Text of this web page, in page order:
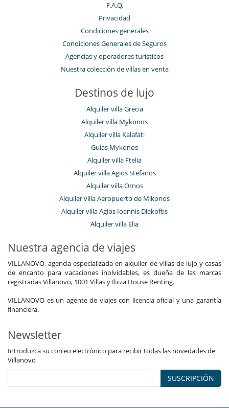
F.A.Q.
Privacidad
Condiciones generales
Condiciones Generales de Seguros
Agencias y operadores turísticos
Nuestra colección de villas en venta
Destinos de lujo
Alquiler villa Grecia
Alquiler villa Mykonos
Alquiler villa Kalafati
Guías Mykonos
Alquiler villa Ftelia
Alquiler villa Agios Stefanos
Alquiler villa Ornos
Alquiler villa Aeropuerto de Mikonos
Alquiler villa Agios Ioannis Diakoftis
Alquiler villa Elia
Nuestra agencia de viajes
VILLANOVO, agencia especializada en alquiler de villas de lujo y casas
de encanto para vacaciones inolvidables, es dueña de las marcas
registradas Villanovo, 1001 Villas y Ibiza House Renting.
VILLANOVO es un agente de viajes con licencia oficial y una garantía
financiera.
Newsletter
Introduzca su correo electrónico para recibir todas las novedades de
Villanovo
SUSCRIPCIÓN